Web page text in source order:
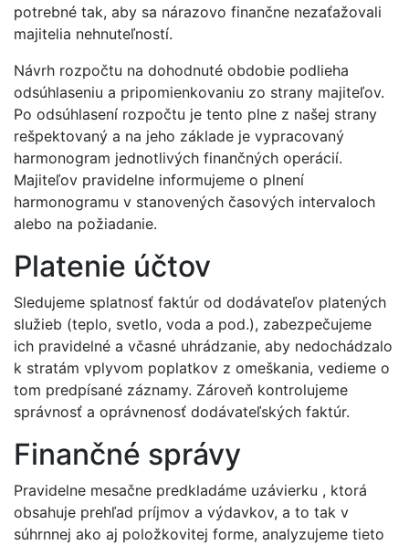
potrebné tak, aby sa nárazovo finančne nezaťažovali
majitelia nehnuteľností.
Návrh rozpočtu na dohodnuté obdobie podlieha
odsúhlaseniu a pripomienkovaniu zo strany majiteľov.
Po odsúhlasení rozpočtu je tento plne z našej strany
rešpektovaný a na jeho základe je vypracovaný
harmonogram jednotlivých finančných operácií.
Majiteľov pravidelne informujeme o plnení
harmonogramu v stanovených časových intervaloch
alebo na požiadanie.
Platenie účtov
Sledujeme splatnosť faktúr od dodávateľov platených
služieb (teplo, svetlo, voda a pod.), zabezpečujeme
ich pravidelné a včasné uhrádzanie, aby nedochádzalo
k stratám vplyvom poplatkov z omeškania, vedieme o
tom predpísané záznamy. Zároveň kontrolujeme
správnosť a oprávnenosť dodávateľských faktúr.
Finančné správy
Pravidelne mesačne predkladáme uzávierku , ktorá
obsahuje prehľad príjmov a výdavkov, a to tak v
súhrnnej ako aj položkovitej forme, analyzujeme tieto